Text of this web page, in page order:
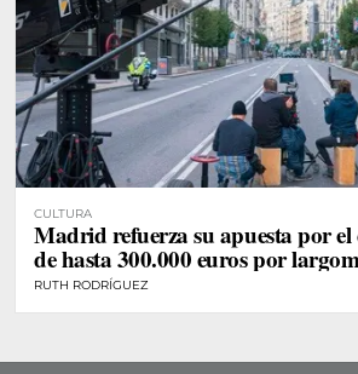
CULTURA
Madrid refuerza su apuesta por el
de hasta 300.000 euros por
RUTH RODRÍGUEZ